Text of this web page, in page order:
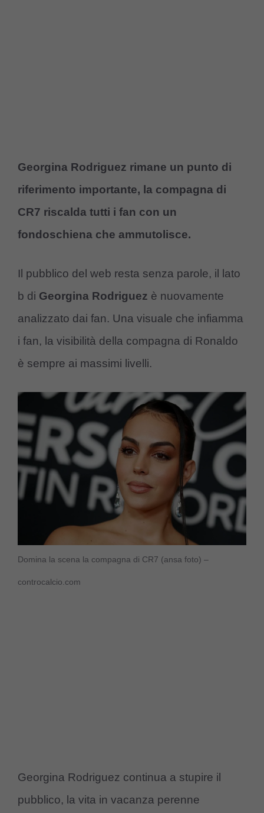
Georgina Rodriguez rimane un punto di
riferimento importante, la compagna di
CR7 riscalda tutti i fan con un
fondoschiena che ammutolisce.
Il pubblico del web resta senza parole, il lato
b di Georgina Rodriguez è nuovamente
analizzato dai fan. Una visuale che infiamma
i fan, la visibilità della compagna di Ronaldo
è sempre ai massimi livelli.
Domina la scena la compagna di CR7 (ansa foto) –
controcalcio.com
Georgina Rodriguez continua a stupire il
pubblico, la vita in vacanza perenne